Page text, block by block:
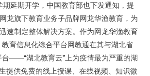
期延期开学，中国教育部也下发通知，提
龙旗下教育业务子品牌网龙华渔教育，为
速制定整体解决方案。作为网龙华渔教育
育信息化综合平台网教通在其与湖北省
台——“湖北教育云”上为疫情最为严重的湖
提供免费的线上授课、在线视频、知识微